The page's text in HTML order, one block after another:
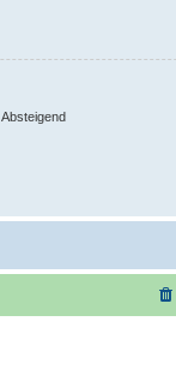
Absteigend